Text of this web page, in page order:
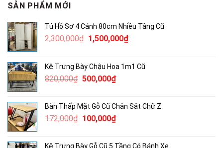
SẢN PHẨM MỚI
Tủ Hồ Sơ 4 Cánh 80cm Nhiều Tầng Cũ
2,300,000₫ Giá
2,300,000₫.
1,500,000₫Giá
là:
Kệ Trưng Bày Chậu Hoa 1m1 Cũ
820,000₫ Giá
820,000₫.
500,000₫Giá
là:
500,000₫.
Bàn Thấp Mặt Gỗ Cũ Chân Sắt Chữ Z
172,000₫ Giá
100,000₫Giá
Kệ Trưng Bày Gỗ Cũ 5 Tầng Có Bánh Xe